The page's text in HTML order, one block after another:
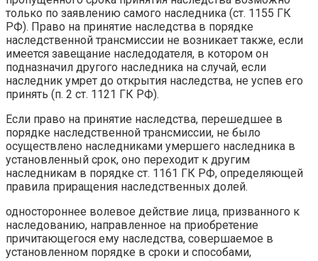
только по заявлению самого наследника (ст. 1155 ГК
РФ). Право на принятие наследства в порядке
наследственной трансмиссии не возникает также, если
имеется завещание наследодателя, в котором он
подназначил другого наследника на случай, если
наследник умрет до открытия наследства, не успев его
принять (п. 2 ст. 1121 ГК РФ).
Если право на принятие наследства, перешедшее в
порядке наследственной трансмиссии, не было
осуществлено наследниками умершего наследника в
установленный срок, оно переходит к другим
наследникам в порядке ст. 1161 ГК РФ, определяющей
правила приращения наследственных долей.
одностороннее волевое действие лица, призванного к
наследованию, направленное на приобретение
причитающегося ему наследства, совершаемое в
установленном порядке в сроки и способами,